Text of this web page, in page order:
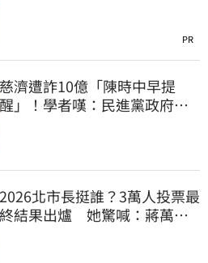
PR
慈濟遭詐10億「陳時中早提
醒」！學者嘆：民進黨政府做
2026北市長挺誰？3萬人投票最
終結果出爐 她驚喊：蔣萬安